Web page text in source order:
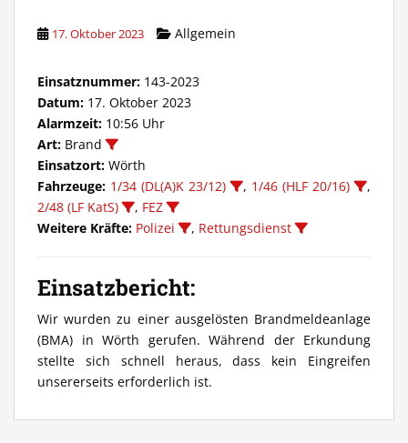
17. Oktober 2023 Allgemein
Einsatznummer: 143-2023
Datum: 17. Oktober 2023
Alarmzeit: 10:56 Uhr
Art: Brand
Einsatzort: Wörth
Fahrzeuge: 1/34 (DL(A)K 23/12) , 1/46 (HLF 20/16)
,
2/48 (LF KatS)
, FEZ
Weitere Kräfte: Polizei , Rettungsdienst
Einsatzbericht:
Wir wurden zu einer ausgelösten Brandmeldeanlage
(BMA) in Wörth gerufen. Während der Erkundung
stellte sich schnell heraus, dass kein Eingreifen
unsererseits erforderlich ist.